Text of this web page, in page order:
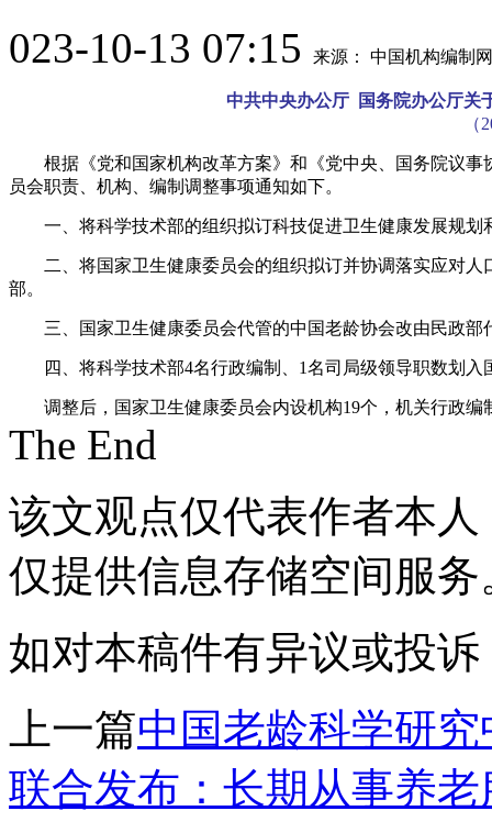
023-10-13 07:15
来源： 中国机构编制网
中共中央办公厅 国务院办公厅关
（
根据《党和国家机构改革方案》和《党中央、国务院议
员会职责、机构、编制调整事项通知如下。
一、将科学技术部的组织拟订科技促进卫生健康发展规
二、将国家卫生健康委员会的组织拟订并协调落实应对
部。
三、国家卫生健康委员会代管的中国老龄协会改由民政部
四、将科学技术部4名行政编制、1名司局级领导职数划
调整后，国家卫生健康委员会内设机构19个，机关行政编
The End
该文观点仅代表作者本
仅提供信息存储空间服务
如对本稿件有异议或投诉
上一篇中国老龄科学研
联合发布：长期从事养